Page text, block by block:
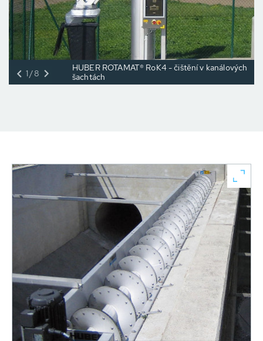
HUBER ROTAMAT® RoK4 - čištění v kanálových
šachtách
1/8